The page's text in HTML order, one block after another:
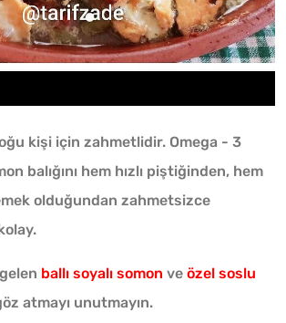
kişi için zahmetlidir. Omega - 3
balığını hem hızlı piştiğinden, hem
olduğundan zahmetsizce
ballı soyalı somon ve özel soslu
atmayı unutmayın.